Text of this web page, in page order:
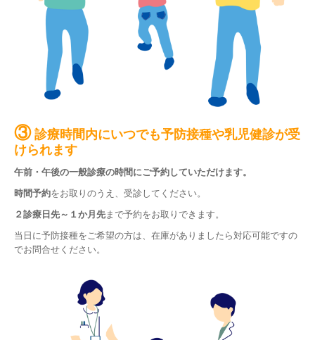
③ 診療時間内にいつでも予防接種や乳児健診が受
けられます
午前・午後の一般診療の時間にご予約していただけます。
時間予約をお取りのうえ、受診してください。
２診療日先～１か月先 まで予約をお取りできます。
当日に予防接種をご希望の方は、在庫がありましたら対応可能ですの
でお問合せください。